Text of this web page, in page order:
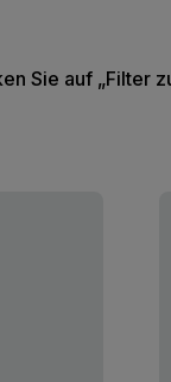
Sie auf „Filter